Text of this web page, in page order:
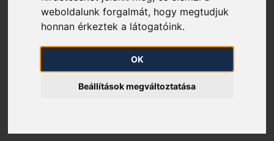
weboldalunk forgalmát, hogy megtudjuk
honnan érkeztek a látogatóink.
OK
Beállítások megváltoztatása
FDAUIOLI a 2025/2026-os
gázévben